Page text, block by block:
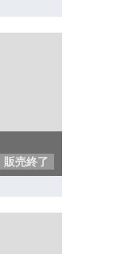
販売終了